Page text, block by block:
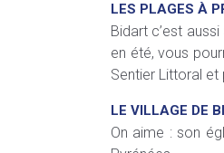
LES PLAGES À
Bidart c’est
en été, vous
Sentier Littoral
LE VILLAGE DE
On aime : son